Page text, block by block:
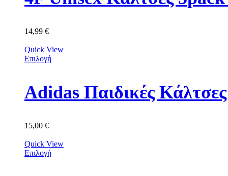
14,99 €
Quick View
Επιλογή
Adidas Παιδικές
15,00 €
Quick View
Επιλογή